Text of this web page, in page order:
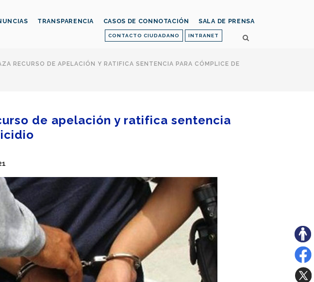
CONTACTO CIUDADANO INTRANET
TRANSPARENCIA CASOS DE CONNOTACIÓN SALA DE PRENSA
RECURSO DE APELACIÓN Y RATIFICA SENTENCIA PARA CÓMPLICE DE
de apelación y ratifica sentencia